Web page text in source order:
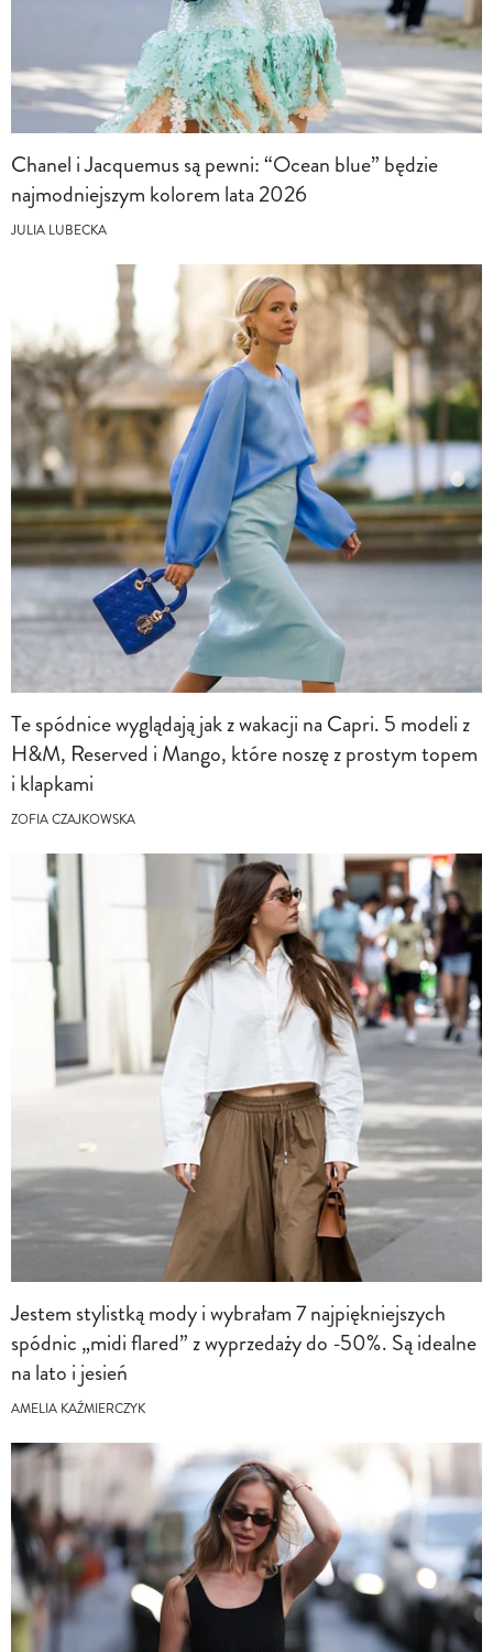
Chanel i Jacquemus są pewni: “Ocean blue” będzie
najmodniejszym kolorem lata 2026
JULIA LUBECKA
Te spódnice wyglądają jak z wakacji na Capri. 5 modeli z
H&M, Reserved i Mango, które noszę z prostym topem
i klapkami
ZOFIA CZAJKOWSKA
Jestem stylistką mody i wybrałam 7 najpiękniejszych
spódnic „midi flared” z wyprzedaży do -50%. Są idealne
na lato i jesień
AMELIA KAŹMIERCZYK